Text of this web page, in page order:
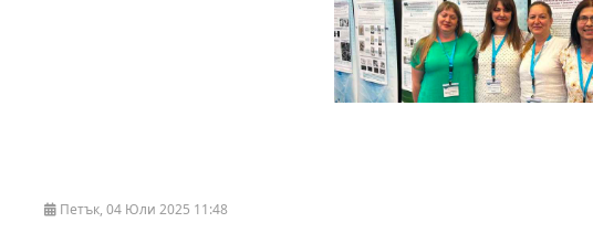
Петък, 04 Юли 2025 11:48